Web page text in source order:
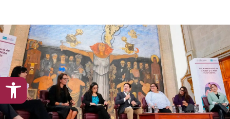
Open toolbar